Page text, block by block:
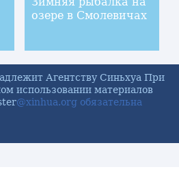
озере в Смолевичах
Агентству Синьхуа При
использовании материалов
@xinhua.org обязательна